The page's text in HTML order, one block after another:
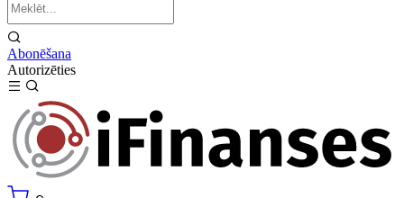
Abonēšana
Autorizēties